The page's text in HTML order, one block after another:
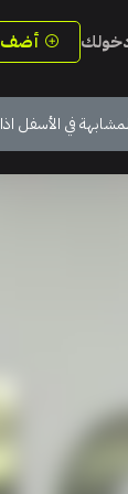
أضف
في